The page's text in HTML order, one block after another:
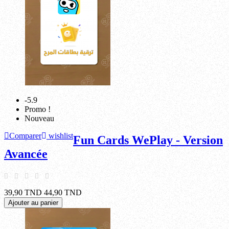
-5.9
Promo !
Nouveau
Comparer
wishlistFun Cards WePlay - Version
Avancée
39,90 TND 44,90 TND
Ajouter au panier